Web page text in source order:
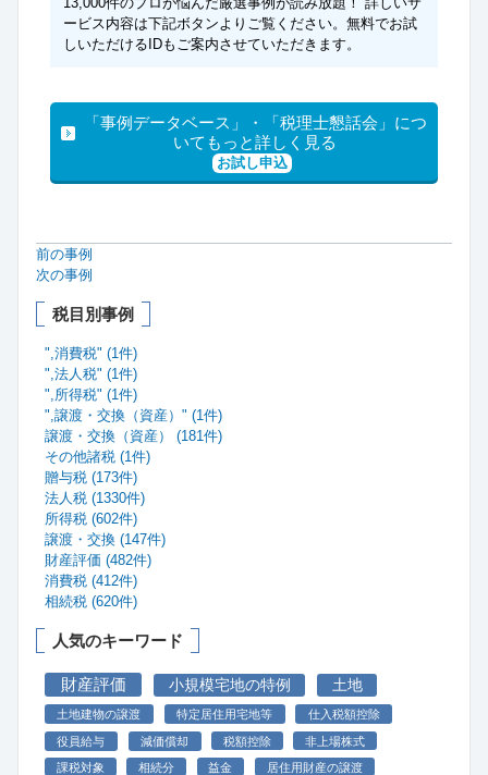
ービス内容は下記ボタンよりご覧ください。無料でお試
しいただけるIDもご案内させていただきます。
「事例データベース」・「税理士懇話会」につ
いてもっと詳しく見る
お試し申込
前の事例
次の事例
税目別事例
",消費税" (1件)
",法人税" (1件)
",所得税" (1件)
",譲渡・交換（資産）" (1件)
譲渡・交換（資産） (181件)
その他諸税 (1件)
贈与税 (173件)
法人税 (1330件)
所得税 (602件)
譲渡・交換 (147件)
財産評価 (482件)
消費税 (412件)
相続税 (620件)
人気のキーワード
財産評価 小規模宅地の特例 土地
土地建物の譲渡 特定居住用宅地等 仕入税額控除
役員給与 減価償却 税額控除
非上場株式
課税対象
相続分 益金 居住用財産の譲渡